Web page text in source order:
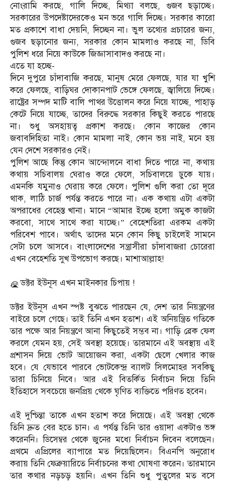
নোংরামি করছে, গালি দিচ্ছে, মিথ্যা বলছে, গুজব ছড়াচ্ছে।
সরকারের উপদেষ্টাদেরকেও মন ভরে গালি দিচ্ছে। সরকার কারো
মত প্রকাশে বাধা দেয়নি, দিচ্ছেন না। ভুল তথ্যের প্রচারের জন্য,
গুজব ছড়ানোর জন্য, সরকার কোন মামলাও করছে না, ডিবি
পুলিশ ধরে নিয়ে কাউকে জিজ্ঞাসাবাদও করছে না।
‎এতে যা হচ্ছে-
‎দিনে দুপুরে চাঁদাবাজি করছে, মানুষ মেরে ফেলছে, যার যা খুশি
করে ফেলছে, বাড়িঘর দোকানপাট ভেঙ্গে ফেলছে, জ্বালিয়ে দিচ্ছে।
রাষ্ট্রের সম্পদ মাটি বালি পাথর উত্তোলন করে নিয়ে যাচ্ছে, পাহাড়
কেটে নিয়ে যাচ্ছে, তাদের বিরুদ্ধে সরকার কিছুই করতে পারছে
না। শুধু অসহায়ত্ব প্রকাশ করছে। কোন কাজের কোন
জবাবদিহিতা নাই। কোন মামলা নাই, কোন ভয় নাই, মনে হয়
যেন দেশে সরকারও নেই।
‎পুলিশ আছে কিন্তু কোন আন্দোলনে বাধা দিতে পারে না, কথায়
কথায় সচিবালয় ঘেরাও করে ফেলে, সচিবালয়ে ঢুকে যায়।
এমনকি যমুনাও ঘেরায় করে ফেলে। পুলিশ গুলি করা তো দূরে
থাক, লাঠি চার্জ পর্যন্ত করতে পারে না। এক কথায় এটা একটা
অপরাধের বেহেস্ত খানা। মানে “আমার ইচ্ছে হলো অমুক কাজটা
করবো, সাথে সাথে করা যাচ্ছে।” বেহেশতিরা এরকম একটা
পরিবেশ পাবে। অর্থাৎ তাদের মনে কোন কিছু চাইলেই সামনে
সেটা চলে আসবে। বাংলাদেশের সন্ত্রাসীরা চাঁদাবাজরা চোরেরা
এখন বেহেশতি সুখ উপভোগ করছে। মাশাআল্লাহ!
ডক্টর ইউনূস এখন মাইনকার চিপায় !
‎ডক্টর ইউনূস এখন স্পষ্ট বুঝতে পারছেন যে, দেশ তার নিয়ন্ত্রণের
বাইরে চলে গেছে। তাই তিনি এখন হতাশ। এই অনিয়ন্ত্রিত গতিকে
তার পক্ষে আর নিয়ন্ত্রণে আনা কিছুতেই সম্ভব না। গাড়ি ব্রেক ফেল
করলে যেমন হয়, সেই অবস্থা হয়েছে। তারমানে এই অবস্থায় এই
প্রশাসন দিয়ে ভোট আয়োজন করা, একটা ছেলে খেলার কাজ
হবে। যে যেভাবে পারবে ভোটকেন্দ্র ব্যালট সিলমোহর সবকিছু
তারা চিনিয়ে নিবে। আর এই বিতর্কিত নির্বাচন দিয়ে তিনি
ইতিহাসে সবচেয়ে জনপ্রিয় থেকে ঘৃণিত ব্যক্তিতে পরিণত হবেন।
‎এই দুশ্চিন্তা তাকে এখন হতাশ করে দিয়েছে। এই অবস্থা থেকে
তিনি দ্রুত বের হতে চান। এ পর্যন্ত তিনি তার ওয়াদা একটাও ভঙ্গ
করেননি। ডিসেম্বর থেকে জুনের মধ্যে নির্বাচন দিবেন বলেছেন।
প্রথমে এপ্রিলের ব্যাপারে মত দিয়েছিলেন। বিএনপি অনুরোধ
করায় তিনি ফেব্রুয়ারিতে নির্বাচনের কথা ঘোষণা করেন। তারমানে
তার কথার নড়চড় হয়নি। এখন তিনি শুধু পুতুলের মত বসে